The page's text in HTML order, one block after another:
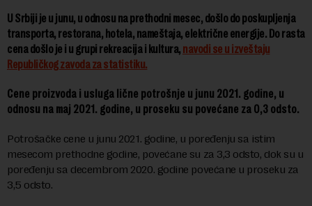
U Srbiji je u junu, u odnosu na prethodni mesec, došlo do poskupljenja
transporta, restorana, hotela, nameštaja, električne energije. Do rasta
cena došlo je i u grupi rekreacija i kultura, navodi se u izveštaju
Republičkog zavoda za statistiku.
Cene proizvoda i usluga lične potrošnje u junu 2021. godine, u
odnosu na maj 2021. godine, u proseku su povećane za 0,3 odsto.
Potrošačke cene u junu 2021. godine, u poređenju sa istim
mesecom prethodne godine, povećane su za 3,3 odsto, dok su u
poređenju sa decembrom 2020. godine povećane u proseku za
3,5 odsto.